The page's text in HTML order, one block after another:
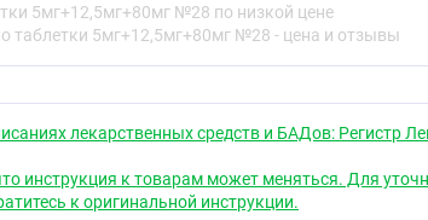
относится к препаратам, действующим на
антагонистам рецепторов ангиотензина II в
три действующих вещества –
является препаратом для лечения
с повышенным артериальным давлением, у
достигнуто приемом трех
таблеток. В этом случае будет удобнее
5мг+12,5мг+80мг №28 по низкой цене
таблетки 5мг+12,5мг+80мг №28 - цена и отзывы
лекарственных средств и БАДов: Регистр
инструкция к товарам может меняться. Для
к оригинальной инструкции.